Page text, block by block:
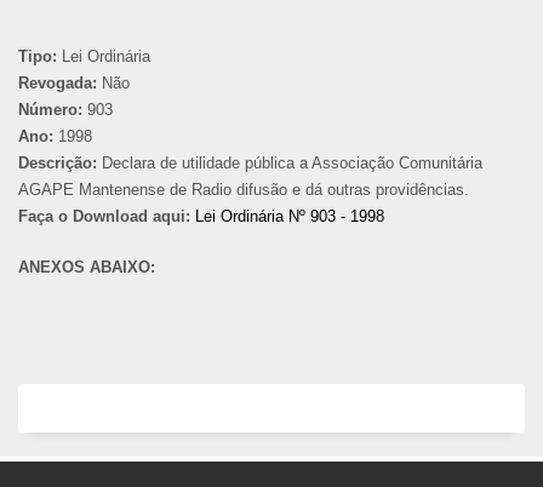
Tipo: Lei Ordinária
Revogada: Não
Número: 903
Ano: 1998
Descrição: Declara de utilidade pública a Associação Comunitária
AGAPE Mantenense de Radio difusão e dá outras providências.
Faça o Download aqui: Lei Ordinária Nº 903 - 1998
ANEXOS ABAIXO: